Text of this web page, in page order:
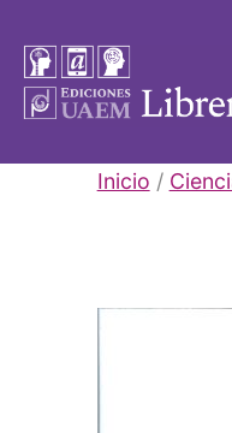
contenido
Libros
Inicio /